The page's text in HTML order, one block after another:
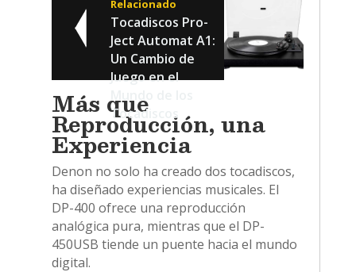
Relacionado
Tocadiscos Pro-
Ject Automat A1:
Un Cambio de
Juego en el
Tocadiscos
Más que
Reproducción, una
Experiencia
Denon no solo ha creado dos tocadiscos,
ha diseñado experiencias musicales. El
DP-400 ofrece una reproducción
analógica pura, mientras que el DP-
450USB tiende un puente hacia el mundo
digital.